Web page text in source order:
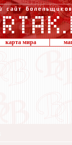
карта мира